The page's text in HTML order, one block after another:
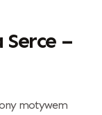
–
motywem